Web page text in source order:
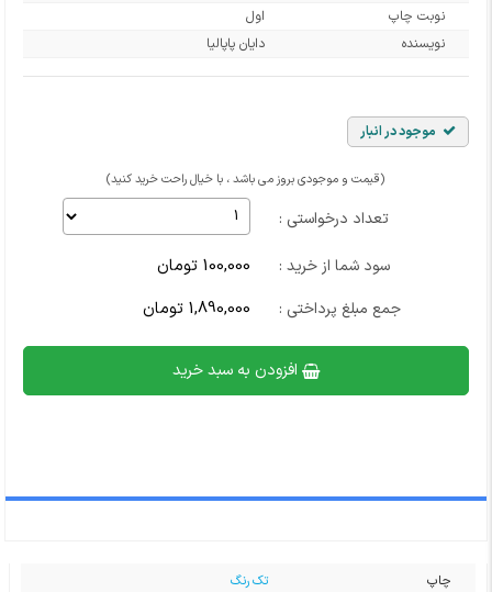
نوبت چاپ
اول
نویسنده
دایان پاپالیا
موجود در انبار
(قیمت و موجودی بروز می باشد ، با خیال راحت خرید کنید)
تعداد درخواستی :
سود شما از خرید : 100,000 تومان
جمع مبلغ پرداختی : 1,890,000 تومان
افزودن به سبد خرید
چاپ
تک رنگ